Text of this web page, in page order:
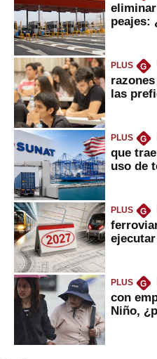
peajes:
PLUS G
las
PLUS G
que
uso de
PLUS G
PLUS G
con
Niño,